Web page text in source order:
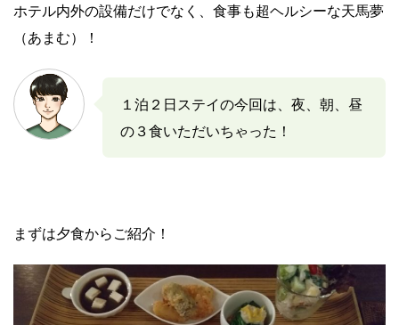
ホテル内外の設備だけでなく、食事も超ヘルシーな天馬夢
（あまむ）！
１泊２日ステイの今回は、夜、朝、昼
の３食いただいちゃった！
まずは夕食からご紹介！